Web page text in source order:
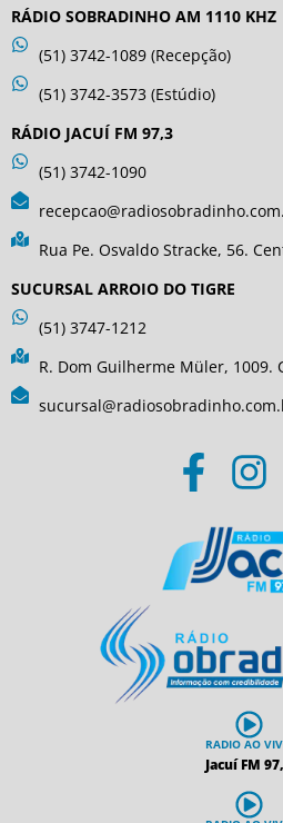
RÁDIO SOBRADINHO AM 1110 KHZ
(51) 3742-1089 (Recepção)
(51) 3742-3573 (Estúdio)
RÁDIO JACUÍ FM 97,3
(51) 3742-1090
Rua Pe. Osvaldo Stracke, 56.
SUCURSAL ARROIO DO TIGRE
(51) 3747-1212
R. Dom Guilherme Müler, 1009.
RADIO AO
Jacuí FM